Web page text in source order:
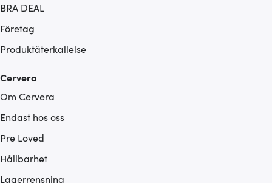
BRA DEAL
Företag
Produktåterkallelse
Cervera
Om Cervera
Endast hos oss
Pre Loved
Hållbarhet
Lagerrensning